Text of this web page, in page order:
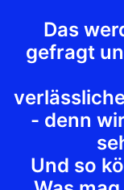
Das
gefragt
- denn
Und so